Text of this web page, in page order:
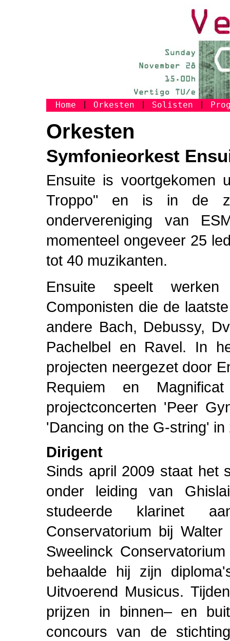
Home Orkesten Solisten
Orkesten
Symfonieorkest
Ensuite is voortgekomen
Troppo" en is in de
ondervereniging van
momenteel ongeveer 25
tot 40 muzikanten.
Ensuite speelt werken
Componisten die de
andere Bach, Debussy,
Pachelbel en Ravel. In
projecten neergezet door
Requiem en
projectconcerten 'Peer
'Dancing on the G-string' in
Dirigent
Sinds april 2009 staat het
onder leiding van
studeerde klarinet
Conservatorium bij
Sweelinck
behaalde hij zijn
Uitvoerend Musicus.
prijzen in binnen– en
concours van de